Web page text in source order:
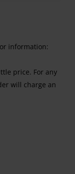
information:
price. For any
will charge an